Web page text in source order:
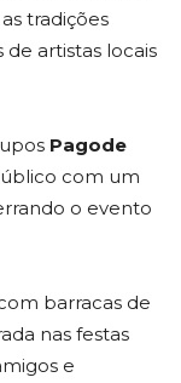
tradições
artistas locais
Pagode
com um
o evento
barracas de
nas festas
e